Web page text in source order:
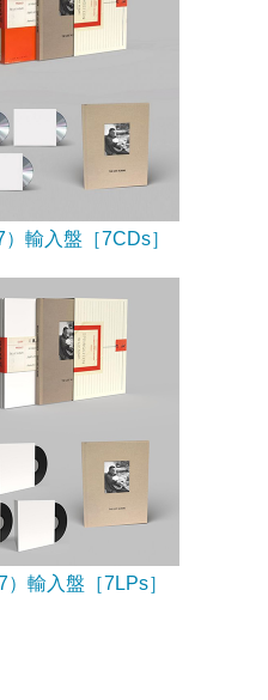
輸入盤［7CDs］
輸入盤［7LPs］